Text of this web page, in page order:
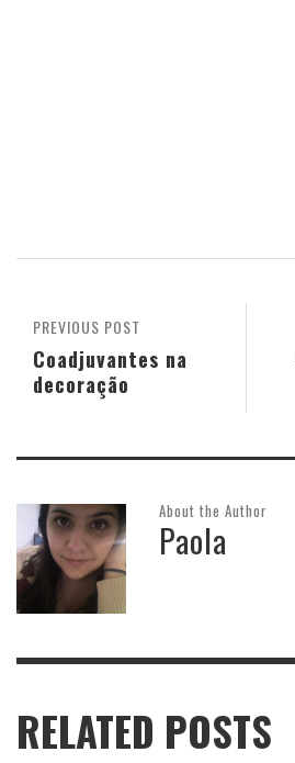
PREVIOUS POST
Coadjuvantes na
decoração
About the Author
Paola
RELATED POSTS